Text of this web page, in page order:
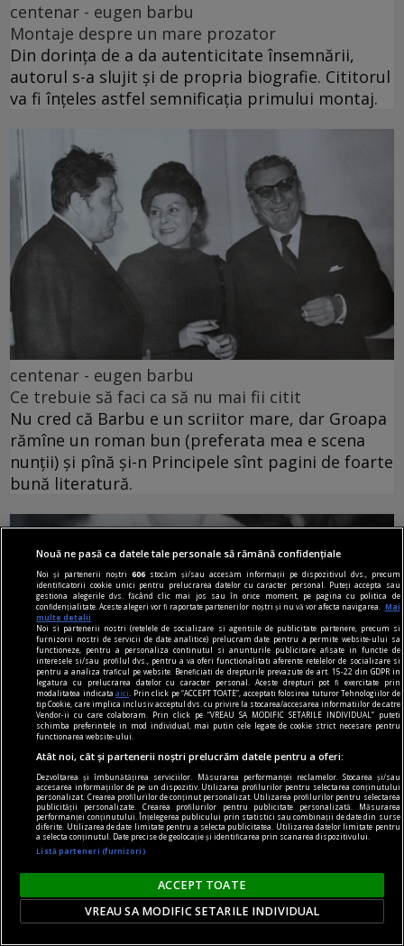
centenar - eugen barbu
Montaje despre un mare prozator
Din dorința de a da autenticitate însemnării,
autorul s-a slujit și de propria biografie. Cititorul
va fi înțeles astfel semnificația primului montaj.
centenar - eugen barbu
Ce trebuie să faci ca să nu mai fii citit
Nu cred că Barbu e un scriitor mare, dar Groapa
rămîne un roman bun (preferata mea e scena
nunții) și pînă și-n Principele sînt pagini de foarte
bună literatură.
centenar - eugen barbu
Cele trei „Grații” ale „Împăratului Mahalalei”
Se pune, astfel, întrebarea ce ratează și unde
ratează acest scriitor: fie în proasta dozare a
elementului senzațional, fie în inabila folosire a
șablonului ideologic.
Nouă ne pasă ca datele tale personale să rămână confidențiale
Noi și partenerii noștri606 stocăm și/sau accesăm informații pe dispozitivul dvs., precum
identificatorii cookie unici pentru prelucrarea datelor cu caracter personal. Puteți accepta sau
gestiona alegerile dvs. făcând clic mai jos sau în orice moment, pe pagina cu politica de
confidențialitate. Aceste alegeri vor fi raportate partenerilor noștri și nu vă vor afecta navigarea.
Mai
multe detalii
Noi si partenerii nostri (retelele de socializare si agentiile de publicitate partenere, precum si
furnizorii nostri de servicii de date analitice) prelucram date pentru a permite website-ului sa
functioneze, pentru a personaliza continutul si anunturile publicitare afisate in functie de
interesele si/sau profilul dvs., pentru a va oferi functionalitati aferente retelelor de socializare si
pentru a analiza traficul pe website. Beneficiati de drepturile prevazute de art. 15-22 din GDPR in
legatura cu prelucrarea datelor cu caracter personal. Aceste drepturi pot fi exercitate prin
modalitatea indicataaici
. Prin click pe “ACCEPT TOATE”, acceptati folosirea tuturor Tehnologiilor de
tip Cookie, care implica inclusiv acceptul dvs. cu privire la stocarea/accesarea informatiilor de catre
Vendor-ii cu care colaboram. Prin click pe “VREAU SA MODIFIC SETARILE INDIVIDUAL” puteti
schimba preferintele in mod individual, mai putin cele legate de cookie strict necesare pentru
functionarea website-ului.
Atât noi, cât și partenerii noștri prelucrăm datele pentru a oferi:
Dezvoltarea și îmbunătățirea serviciilor. Măsurarea performanței reclamelor. Stocarea și/sau
accesarea informațiilor de pe un dispozitiv. Utilizarea profilurilor pentru selectarea conținutului
personalizat. Crearea profilurilor de conținut personalizat. Utilizarea profilurilor pentru selectarea
publicității personalizate. Crearea profilurilor pentru publicitate personalizată. Măsurarea
performanței conținutului. Înțelegerea publicului prin statistici sau combinații de date din surse
diferite. Utilizarea de date limitate pentru a selecta publicitatea. Utilizarea datelor limitate pentru
a selecta conținutul. Date precise de geolocație și identificarea prin scanarea dispozitivului.
Listă parteneri (furnizori)
ACCEPT TOATE
VREAU SA MODIFIC SETARILE INDIVIDUAL